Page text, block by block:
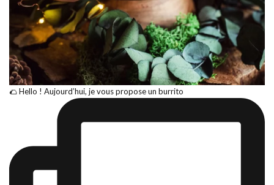
🌮 Hello ! Aujourd’hui, je vous propose un burrito